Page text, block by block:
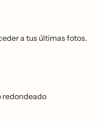
a tus últimas fotos.
redondeado